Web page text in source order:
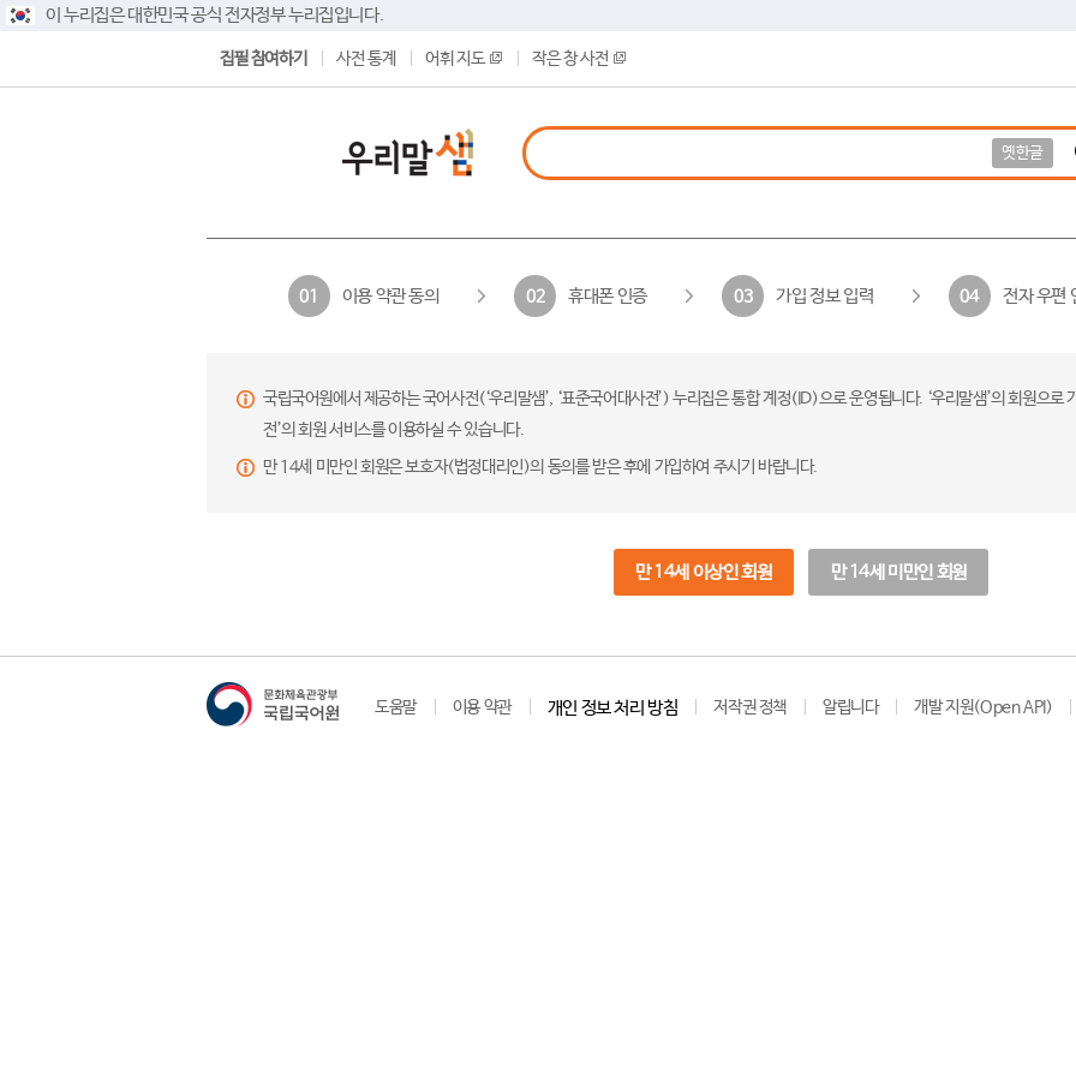
이 누리집은 대한민국 공식 전자정부 누리집입니다.
집필 참여하기 사전 통계 어휘 지도 작은 창 사전
옛한글
01 이용 약관 동의 02 휴대폰 인증 03 가입 정보 입력 04 전자 우편
국립국어원에서 제공하는 국어사전(‘우리말샘’, ‘표준국어대사전’) 누리집은 통합 계정(ID)으로 운영됩니다. ‘우리말샘’의 회원으
전’의 회원 서비스를 이용하실 수 있습니다.
만 14세 미만인 회원은 보호자(법정대리인)의 동의를 받은 후에 가입하여 주시기 바랍니다.
만 14세 이상인 회원 만 14세 미만인 회원
도움말 이용 약관 개인 정보 처리 방침 저작권 정책 알립니다 개발 지원(Open API)